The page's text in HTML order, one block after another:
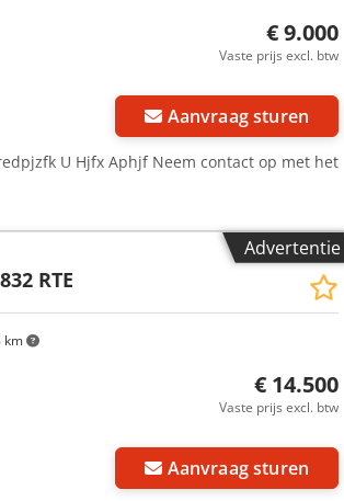
€ 9.000
Vaste prijs excl. btw
Aanvraag sturen
U Hjfx Aphjf Neem contact op met het
Advertentie
km
RTE
€ 14.500
Vaste prijs excl. btw
Aanvraag sturen